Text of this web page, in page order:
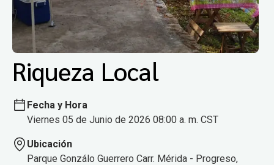
Riqueza Local
Fecha y Hora
Viernes 05 de Junio de 2026 08:00 a. m. CST
Ubicación
Parque Gonzálo Guerrero Carr. Mérida - Progreso,